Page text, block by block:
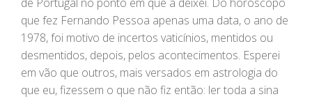
que fez Fernando Pessoa apenas uma data, o ano de
1978, foi motivo de incertos vaticínios, mentidos ou
desmentidos, depois, pelos acontecimentos. Esperei
em vão que outros, mais versados em astrologia do
que eu, fizessem o que não fiz então: ler toda a sina